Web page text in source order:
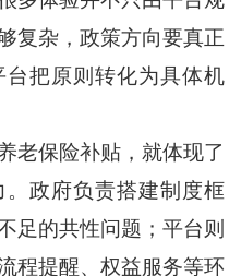
复杂，政策方向要真正
把原则转化为具体机
险补贴，就体现了
政府负责搭建制度框
足的共性问题；平台则
程提醒、权益服务等环